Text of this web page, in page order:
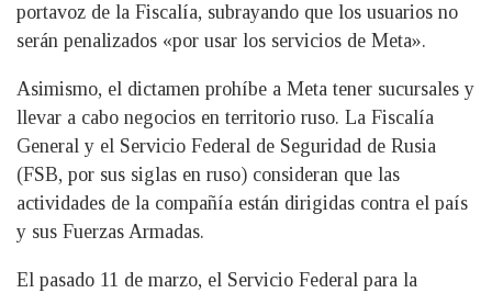
portavoz de la Fiscalía, subrayando que los usuarios no
serán penalizados «por usar los servicios de Meta».
Asimismo, el dictamen prohíbe a Meta tener sucursales y
llevar a cabo negocios en territorio ruso. La Fiscalía
General y el Servicio Federal de Seguridad de Rusia
(FSB, por sus siglas en ruso) consideran que las
actividades de la compañía están dirigidas contra el país
y sus Fuerzas Armadas.
El pasado 11 de marzo, el Servicio Federal para la